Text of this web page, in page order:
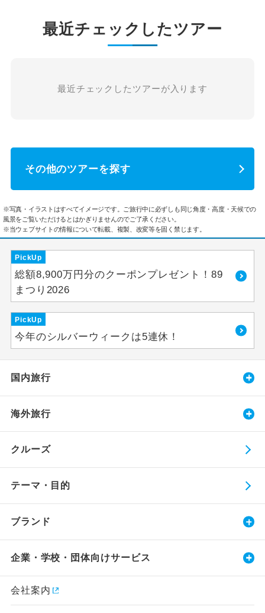
最近チェックしたツアー
最近チェックしたツアーが入ります
その他のツアーを探す
※写真・イラストはすべてイメージです。ご旅行中に必ずしも同じ角度・高度・天候での
風景をご覧いただけるとはかぎりませんのでご了承ください。
※当ウェブサイトの情報について転載、複製、改変等を固く禁じます。
PickUp
総額8,900万円分のクーポンプレゼント！89
まつり2026
PickUp
今年のシルバーウィークは5連休！
国内旅行
海外旅行
クルーズ
テーマ・目的
ブランド
企業・学校・団体向けサービス
会社案内